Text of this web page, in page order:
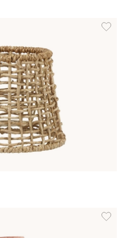
Lägg
Finns även i dessa färger:
Lägg